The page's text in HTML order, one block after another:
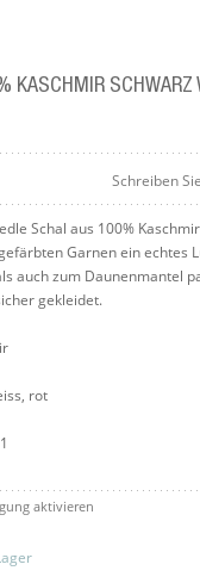
KASCHMIR SCHWARZ
Schreiben
Schal aus 100%
Garnen ein echtes
auch zum Daunenmantel
gekleidet.
rot
aktivieren